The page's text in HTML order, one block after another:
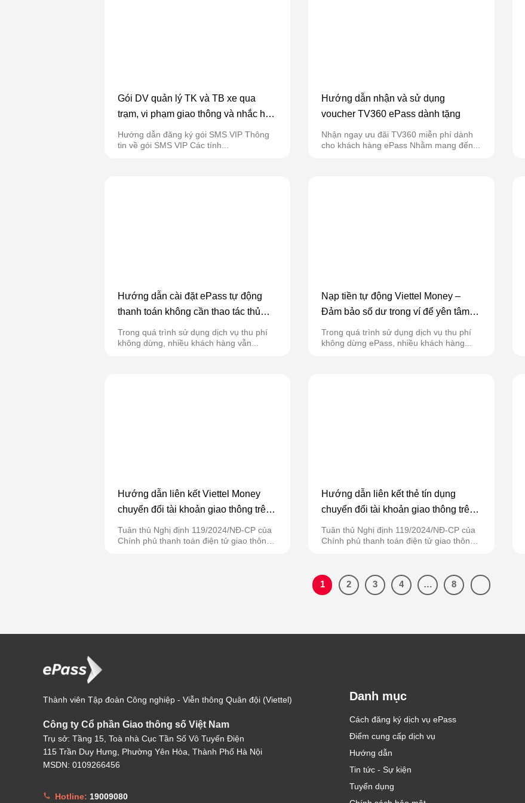
Gói DV quản lý TK và TB xe qua
trạm, vi phạm giao thông và nhắc hạn
đăng kiểm
Hướng dẫn đăng ký gói SMS VIP Thông
tin về gói SMS VIP Các tính...
Hướng dẫn nhận và sử dụng
voucher TV360 ePass dành tặng
Nhận ngay ưu đãi TV360 miễn phí dành
cho khách hàng ePass Nhằm mang đến...
Hướng dẫn cài đặt ePass tự động
thanh toán không cần thao tác thủ
công
Trong quá trình sử dụng dịch vụ thu phí
không dừng, nhiều khách hàng vẫn...
Nạp tiền tự động Viettel Money –
Đảm bảo số dư trong ví để yên tâm
qua trạm
Trong quá trình sử dụng dịch vụ thu phí
không dừng ePass, nhiều khách hàng...
Hướng dẫn liên kết Viettel Money
chuyển đổi tài khoản giao thông trên
ứng dụng ePass
Tuân thủ Nghị định 119/2024/NĐ-CP của
Chính phủ thanh toán điện tử giao thông
Hướng dẫn liên kết thẻ tín dụng
chuyển đổi tài khoản giao thông trên
ứng dụng ePass
Tuân thủ Nghị định 119/2024/NĐ-CP của
Chính phủ thanh toán điện tử giao thông
1 2 3 4 … 8
Thành viên Tập đoàn Công nghiệp - Viễn thông Quân đội (Viettel)
Công ty Cổ phần Giao thông số Việt Nam
Trụ sở: Tầng 15, Toà nhà Cục Tần Số Vô Tuyến Điện
115 Trần Duy Hưng, Phường Yên Hòa, Thành Phố Hà Nội
MSDN: 0109266456
Hotline: 19009080
Danh mục
Cách đăng ký dịch vụ ePass
Điểm cung cấp dịch vụ
Hướng dẫn
Tin tức - Sự kiện
Tuyển dụng